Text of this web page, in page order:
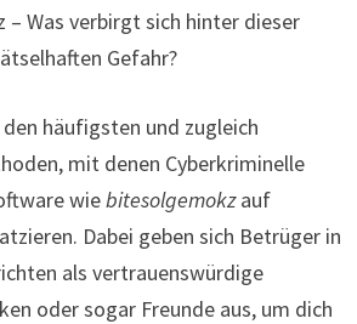
Was verbirgt sich hinter dieser
Gefahr?
häufigsten und zugleich
mit denen Cyberkriminelle
wiebitesolgemokzauf
Dabei geben sich Betrüger in
als vertrauenswürdige
oder sogar Freunde aus, um dich